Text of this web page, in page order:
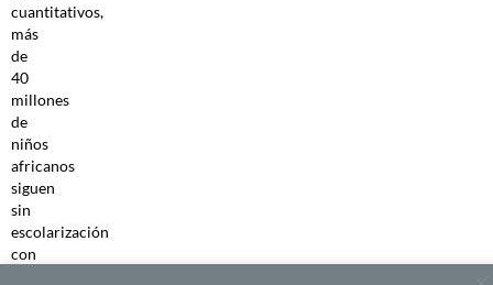
cuantitativos,
más
de
40
millones
de
niños
africanos
siguen
sin
escolarización
con